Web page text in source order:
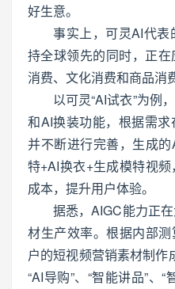
好生意。
事实上，可灵AI代
持全球领先的同时，正
消费、文化消费和商品消
以可灵“AI试衣”为例
和AI换装功能，根据需求
并不断进行完善，生成
特+AI换衣+生成模特视
成本，提升用户体验。
据悉，AIGC能力正
材生产效率。根据内部
户的短视频营销素材制作
“AI导购”、“智能讲品”、